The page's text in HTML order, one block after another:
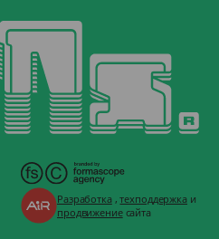
Разработка,техподдержка и
продвижениесайта